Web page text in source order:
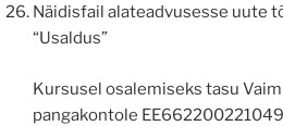
Näidisfail alateadvusesse uute
“Usaldus”
Kursusel osalemiseks tasu
pangakontole